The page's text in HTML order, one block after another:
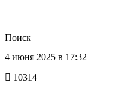
Поиск
4 июня 2025 в 17:32
10314